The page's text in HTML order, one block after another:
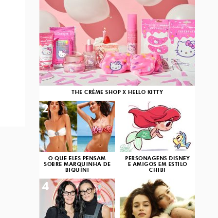
THE CRÈME SHOP X HELLO KITTY
O QUE ELES PENSAM
SOBRE MARQUINHA DE
BIQUÍNI
2
PERSONAGENS DISNEY
E AMIGOS EM ESTILO
CHIBI
3
4